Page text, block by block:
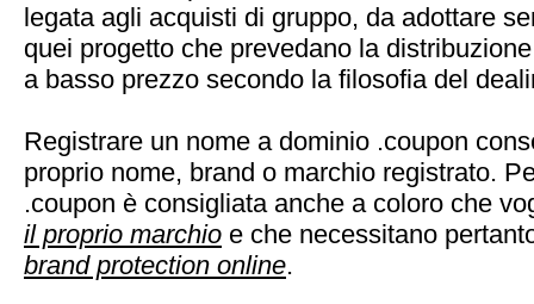
legata agli acquisti di gruppo, da adottare
quei progetto che prevedano la
a basso prezzo secondo la filosofia del
Registrare un nome a dominio .coupon
proprio nome, brand o marchio registrato.
.coupon è consigliata anche a coloro che
il proprio marchio e che necessitano
brand protection online.